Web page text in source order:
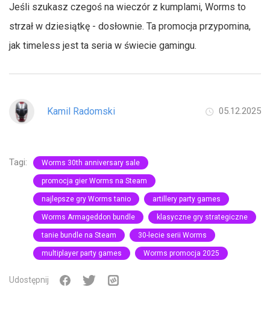
Jeśli szukasz czegoś na wieczór z kumplami, Worms to
strzał w dziesiątkę - dosłownie. Ta promocja przypomina,
jak timeless jest ta seria w świecie gamingu.
Kamil Radomski 05.12.2025
Tagi: Worms 30th anniversary sale
promocja gier Worms na Steam
najlepsze gry Worms tanio artillery party games
Worms Armageddon bundle klasyczne gry strategiczne
tanie bundle na Steam 30-lecie serii Worms
multiplayer party games Worms promocja 2025
Udostępnij